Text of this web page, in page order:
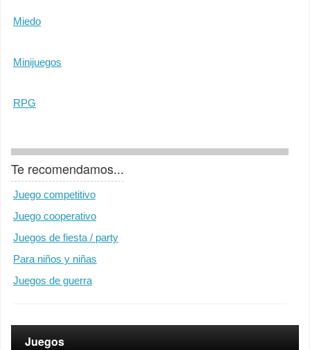
Miedo
Minijuegos
RPG
Te recomendamos...
Juego competitivo
Juego cooperativo
Juegos de fiesta / party
Para niños y niñas
Juegos de guerra
Juegos